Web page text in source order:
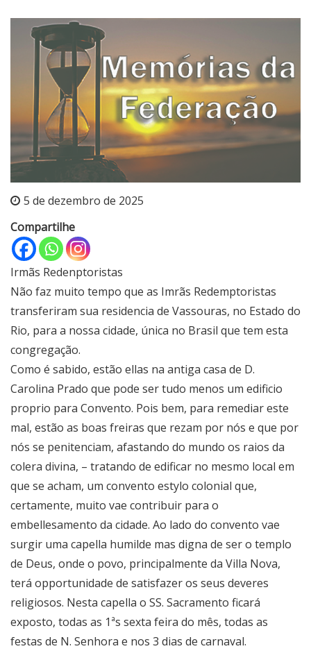
5 de dezembro de 2025
Compartilhe
Irmãs Redenptoristas
Não faz muito tempo que as Imrãs Redemptoristas
transferiram sua residencia de Vassouras, no Estado do
Rio, para a nossa cidade, única no Brasil que tem esta
congregação.
Como é sabido, estão ellas na antiga casa de D.
Carolina Prado que pode ser tudo menos um edificio
proprio para Convento. Pois bem, para remediar este
mal, estão as boas freiras que rezam por nós e que por
nós se penitenciam, afastando do mundo os raios da
colera divina, – tratando de edificar no mesmo local em
que se acham, um convento estylo colonial que,
certamente, muito vae contribuir para o
embellesamento da cidade. Ao lado do convento vae
surgir uma capella humilde mas digna de ser o templo
de Deus, onde o povo, principalmente da Villa Nova,
terá opportunidade de satisfazer os seus deveres
religiosos. Nesta capella o SS. Sacramento ficará
exposto, todas as 1ªs sexta feira do mês, todas as
festas de N. Senhora e nos 3 dias de carnaval.